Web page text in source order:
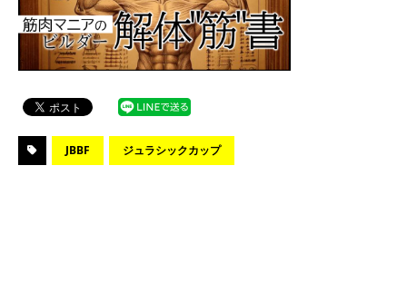
JBBF ジュラシックカップ